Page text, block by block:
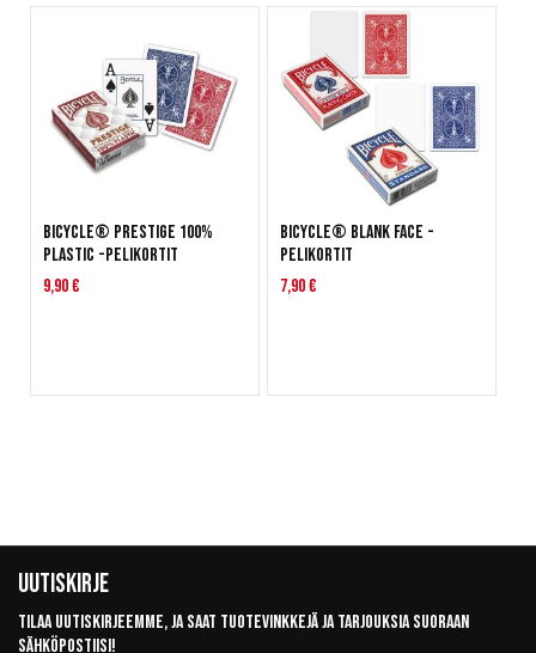
Bicycle® Prestige 100%
Plastic -pelikortit
9,90 €
Bicycle® Blank Face -
pelikortit
7,90 €
Uutiskirje
Tilaa uutiskirjeemme, ja saat tuotevinkkejä ja tarjouksia suoraan
sähköpostiisi!